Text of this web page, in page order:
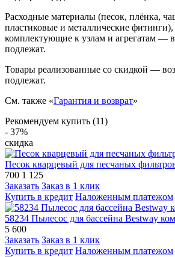
Расходные материалы (песок, плёнка,
пластиковые и металлические фитинги),
комплектующие к узлам и агрегатам —
подлежат.
Товары реализованные со скидкой —
подлежат.
См. также «Гарантия и возврат»
Рекомендуем купить (11)
- 37%
скидка
Песок кварцевый для песчаных
700 1 125
Заказать Заказ в 1 клик
Купить в кредит Наложенным платежом
58234 Пылесос для бассейна Bestway
5 600
Заказать Заказ в 1 клик
Купить в кредит Наложенным платежом